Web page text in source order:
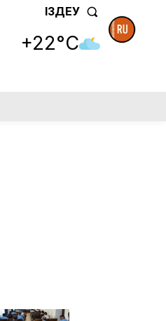
ІЗДЕУ
+22°C